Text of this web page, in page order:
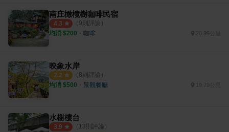
南庄橄欖樹咖啡民宿
4.3 （ 9則評論）
均消 $200 ・ 咖啡
映象水岸
2.2 （ 8則評論）
均消 $500 ・ 景觀餐廳
水榭樓台
3.9 （ 13則評論）